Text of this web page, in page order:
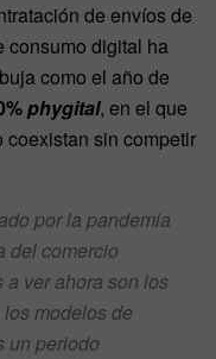
de envíos de
consumo digital ha
como el año de
phygital, en el que
sin competir
por la pandemia
del comercio
ver ahora son los
modelos de
un periodo